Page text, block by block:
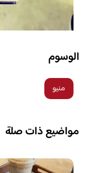
الوسوم
منيو
مواضيع ذات صلة